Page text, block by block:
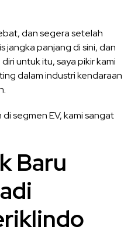
dan segera setelah
jangka panjang di sini, dan
untuk itu, saya pikir kami
dalam industri kendaraan
segmen EV, kami sangat
Baru